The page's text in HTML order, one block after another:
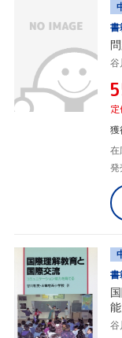
書
谷
獲
在
発
書
谷